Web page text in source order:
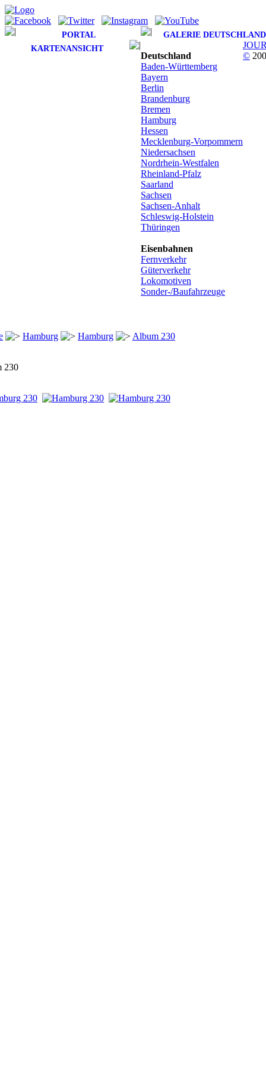
PORTAL
GALERIE DEUTSCHLAND
KARTENANSICHT
Deutschland
Baden-Württemberg
Bayern
Berlin
Brandenburg
Bremen
Hamburg
Hessen
Mecklenburg-Vorpommern
Niedersachsen
Nordrhein-Westfalen
Rheinland-Pfalz
Saarland
Sachsen
Sachsen-Anhalt
Schleswig-Holstein
Thüringen
Eisenbahnen
Fernverkehr
Güterverkehr
Lokomotiven
Sonder-/Baufahrzeuge
Hamburg Hamburg Album 230
230
©